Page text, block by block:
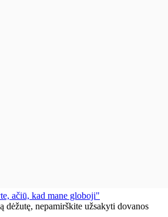
ačiū, kad mane globoji"
nepamirškite užsakyti dovanos